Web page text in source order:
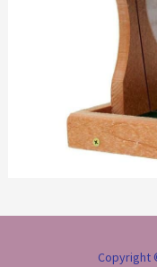
Copyright